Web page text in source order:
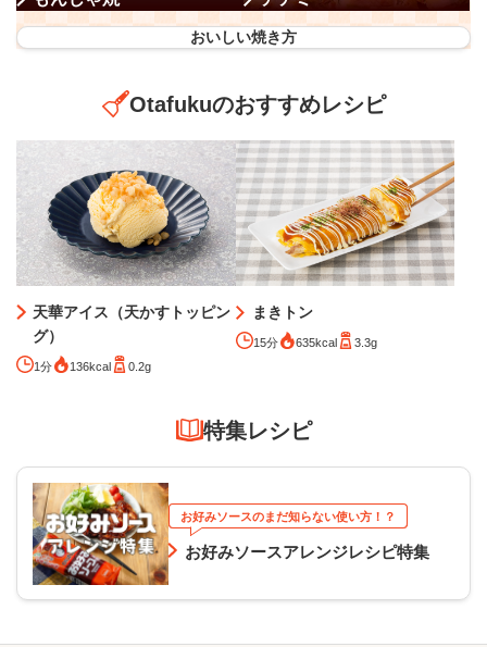
おいしい焼き方
Otafukuのおすすめレシピ
天華アイス（天かすトッピン
グ）
1分 136kcal 0.2g
まきトン
15分 635kcal 3.3g
特集レシピ
お好みソースのまだ知らない使い方！？
お好みソースアレンジレシピ特集